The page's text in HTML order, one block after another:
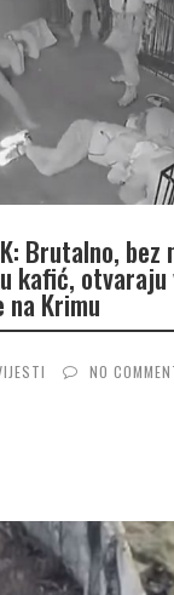
Brutalno,
kafić,
Krimu
NO